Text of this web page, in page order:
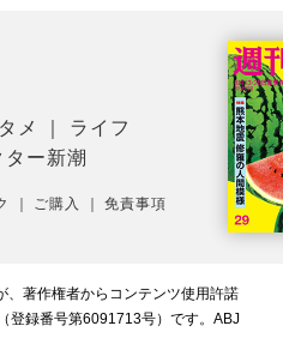
メ
ライフ
ター新潮
ご購入 ｜免責事項
、著作権者からコンテンツ使用許諾
登録番号第6091713号）です。ABJ